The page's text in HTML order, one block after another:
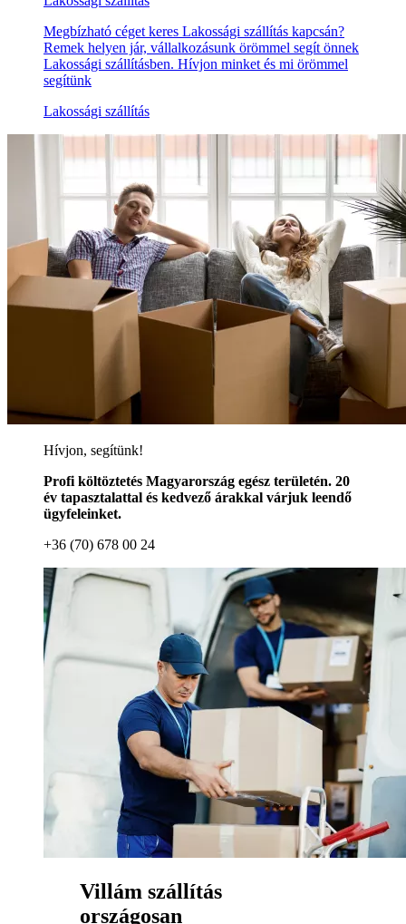
Megbízható céget keres Lakossági szállítás kapcsán?
Remek helyen jár, vállalkozásunk örömmel segít önnek
Lakossági szállításben. Hívjon minket és mi örömmel
segítünk
Lakossági szállítás
Hívjon, segítünk!
Profi költöztetés Magyarország egész területén. 20
év tapasztalattal és kedvező árakkal várjuk leendő
ügyfeleinket.
+36 (70) 678 00 24
Villám szállítás
országosan